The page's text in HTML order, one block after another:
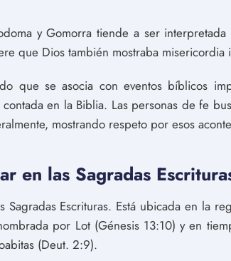
y Gomorra tiende a ser
que Dios también mostraba misericordia
que se asocia con eventos bíblicos
en la Biblia. Las personas de fe
mostrando respeto por esos
en las Sagradas
Sagradas Escrituras. Está ubicada en la
por Lot (Génesis 13:10) y en
(Deut. 2:9).